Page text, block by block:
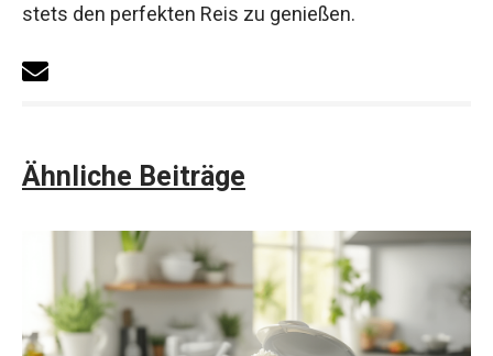
stets den perfekten Reis zu genießen.
Ähnliche Beiträge